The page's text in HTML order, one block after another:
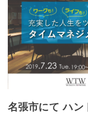
名張市にて ハン